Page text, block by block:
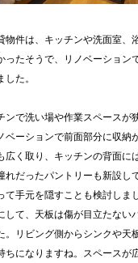
物件は、キッチンや洗面室、
ったそうで、リノベーション
た。
ンで洗い場や作業スペースが
ベーションで前面部分に収納
広く取り、キッチンの背面に
れだったパントリーも新設し
て手元を隠すことも検討しま
して、天板は傷が目立たない
。リビング側からシンクや天
ちになりますね。スペースが